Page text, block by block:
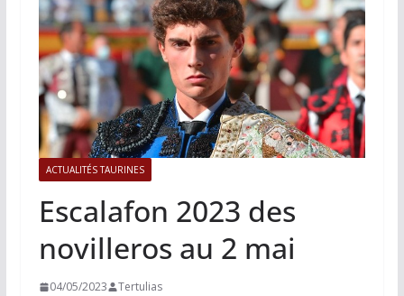
ACTUALITÉS TAURINES
Escalafon 2023 des
novilleros au 2 mai
04/05/2023 Tertulias